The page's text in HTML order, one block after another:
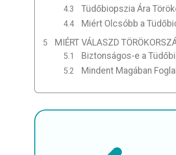
Tüdőbiopszia Ára
Miért Olcsóbb a
MIÉRT VÁLASZD
Biztonságos-e a
Mindent Magában